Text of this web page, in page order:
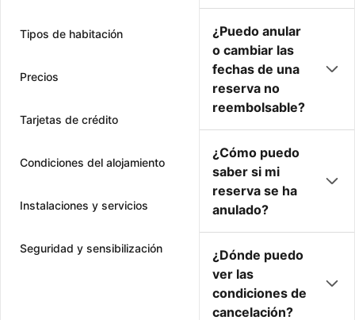
Tipos de habitación
Precios
Tarjetas de crédito
Condiciones del alojamiento
Instalaciones y servicios
Seguridad y sensibilización
¿Puedo anular
o cambiar las
fechas de una
reserva no
reembolsable?
¿Cómo puedo
saber si mi
reserva se ha
anulado?
¿Dónde puedo
ver las
condiciones de
cancelación?